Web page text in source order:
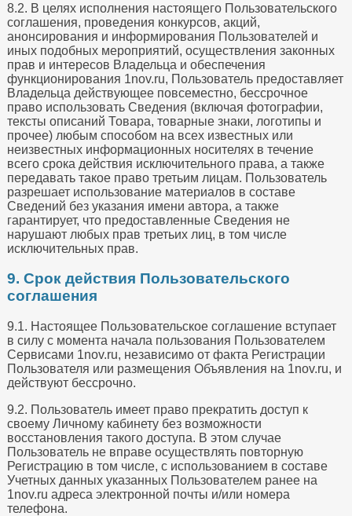
8.2. В целях исполнения настоящего Пользовательского
соглашения, проведения конкурсов, акций,
анонсирования и информирования Пользователей и
иных подобных мероприятий, осуществления законных
прав и интересов Владельца и обеспечения
функционирования 1nov.ru, Пользователь предоставляет
Владельца действующее повсеместно, бессрочное
право использовать Сведения (включая фотографии,
тексты описаний Товара, товарные знаки, логотипы и
прочее) любым способом на всех известных или
неизвестных информационных носителях в течение
всего срока действия исключительного права, а также
передавать такое право третьим лицам. Пользователь
разрешает использование материалов в составе
Сведений без указания имени автора, а также
гарантирует, что предоставленные Сведения не
нарушают любых прав третьих лиц, в том числе
исключительных прав.
9. Срок действия Пользовательского
соглашения
9.1. Настоящее Пользовательское соглашение вступает
в силу с момента начала пользования Пользователем
Сервисами 1nov.ru, независимо от факта Регистрации
Пользователя или размещения Объявления на 1nov.ru, и
действуют бессрочно.
9.2. Пользователь имеет право прекратить доступ к
своему Личному кабинету без возможности
восстановления такого доступа. В этом случае
Пользователь не вправе осуществлять повторную
Регистрацию в том числе, с использованием в составе
Учетных данных указанных Пользователем ранее на
1nov.ru адреса электронной почты и/или номера
телефона.